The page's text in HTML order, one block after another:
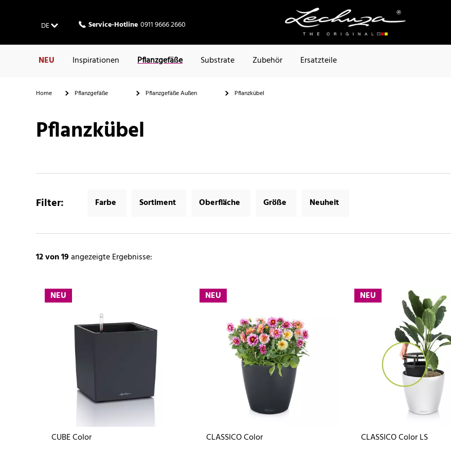
DE Service-Hotline 0911 9666 2660
NEU Inspirationen Pflanzgefäße Substrate Zubehör Ersatzteile
Home Pflanzgefäße Pflanzgefäße Außen Pflanzkübel
Pflanzkübel
Filter: Farbe Sortiment Oberfläche Größe Neuheit
12von 19angezeigte Ergebnisse:
NEU
CUBE Color
NEU
CLASSICO Color
NEU
CLASSICO Color LS